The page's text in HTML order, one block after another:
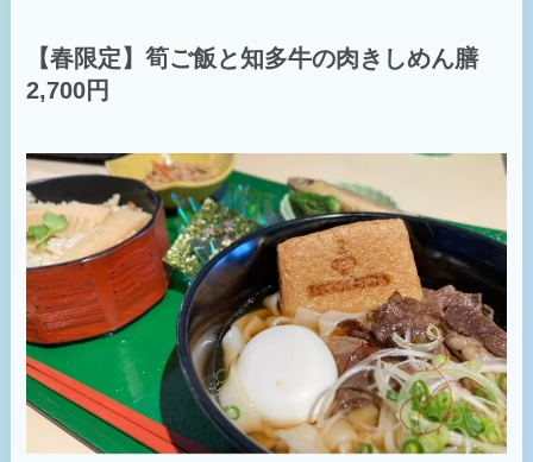
【春限定】筍ご飯と知多牛の肉きしめん膳
2,700円